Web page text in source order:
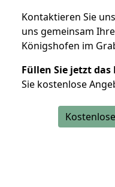
Kontaktieren Sie
uns gemeinsam
Königshofen im
Füllen Sie jetzt
Sie kostenlose